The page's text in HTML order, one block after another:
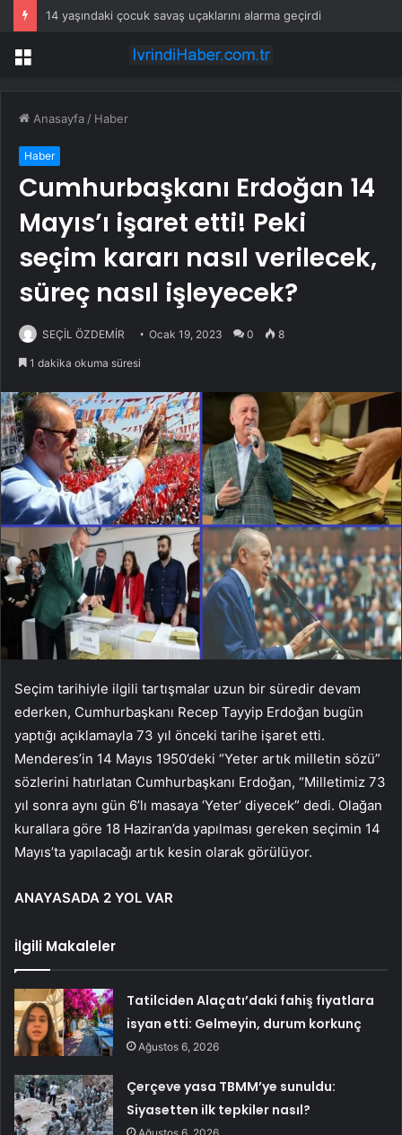
14 yaşındaki çocuk savaş uçaklarını alarma geçirdi
Menü
Anasayfa / Haber
Haber
Cumhurbaşkanı Erdoğan 14
Mayıs’ı işaret etti! Peki
seçim kararı nasıl verilecek,
süreç nasıl işleyecek?
SEÇİL ÖZDEMİR Ocak 19, 2023 0 8
1 dakika okuma süresi
Seçim tarihiyle ilgili tartışmalar uzun bir süredir devam
ederken, Cumhurbaşkanı Recep Tayyip Erdoğan bugün
yaptığı açıklamayla 73 yıl önceki tarihe işaret etti.
Menderes’in 14 Mayıs 1950’deki “Yeter artık milletin sözü”
sözlerini hatırlatan Cumhurbaşkanı Erdoğan, “Milletimiz 73
yıl sonra aynı gün 6’lı masaya ‘Yeter’ diyecek” dedi. Olağan
kurallara göre 18 Haziran’da yapılması gereken seçimin 14
Mayıs’ta yapılacağı artık kesin olarak görülüyor.
ANAYASADA 2 YOL VAR
İlgili Makaleler
Tatilciden Alaçatı’daki fahiş fiyatlara
isyan etti: Gelmeyin, durum korkunç
Ağustos 6, 2026
Çerçeve yasa TBMM’ye sunuldu:
Siyasetten ilk tepkiler nasıl?